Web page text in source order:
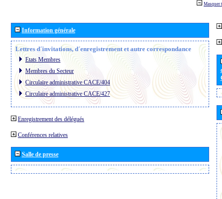
Masquer
Information générale
Lettres d´invitations, d´enregistrement et autre correspondance
Etats Membres
Membres du Secteur
Circulaire administrative CACE/404
Circulaire administrative CACE/427
Enregistrement des délégués
Conférences relatives
Salle de presse